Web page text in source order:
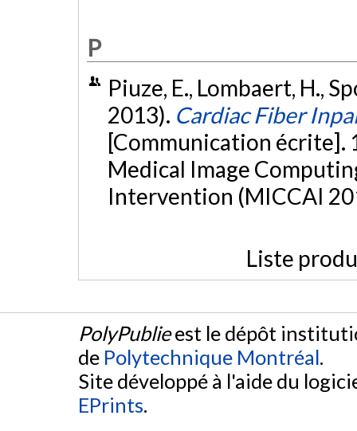
P
Piuze, E., Lombaert, H.,
2013). Cardiac Fiber
[Communication
Medical Image
Intervention (MICCAI
Liste
PolyPublieest le dépôt
de Polytechnique Montréal.
Site développé à l'aide du
EPrints.